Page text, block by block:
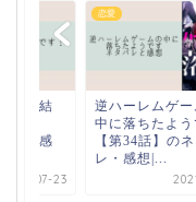
逆ハーレムゲームの
中に落ちたようです
【第34話】のネタバ
恋愛
そ
て
話